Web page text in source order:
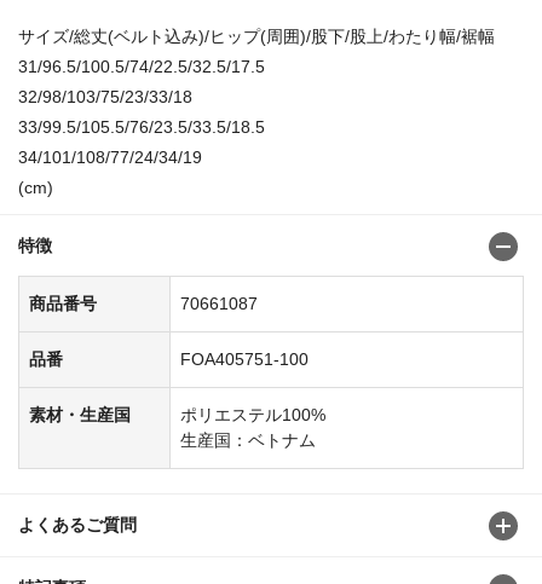
サイズ/総丈(ベルト込み)/ヒップ(周囲)/股下/股上/わたり幅/裾幅
31/96.5/100.5/74/22.5/32.5/17.5
32/98/103/75/23/33/18
33/99.5/105.5/76/23.5/33.5/18.5
34/101/108/77/24/34/19
(cm)
特徴
商品番号 70661087
品番 FOA405751-100
素材・生産国
ポリエステル100%
生産国：ベトナム
よくあるご質問